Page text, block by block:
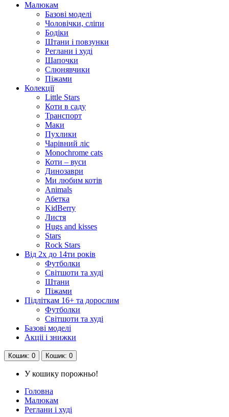
Малюкам
Базові моделі
Чоловічки, сліпи
Бодіки
Штани і повзунки
Реглани і худі
Шапочки
Слюнявчики
Піжами
Колекції
Little Stars
Коти в саду
Транспорт
Маки
Пухлики
Чарівний ліс
Monochrome cats
Коти – вуси
Динозаври
Ми любим котів
Animals
Абетка
KidBerry
Листя
Hugs and kisses
Stars
Rock Stars
Від 2х до 14ти років
Футболки
Світшоти та худі
Штани
Піжами
Підліткам 16+ та дорослим
Футболки
Світшоти та худі
Базові моделі
Акціі і знижки
Кошик: 0 Кошик: 0
У кошику порожньо!
Головна
Малюкам
Реглани і худі